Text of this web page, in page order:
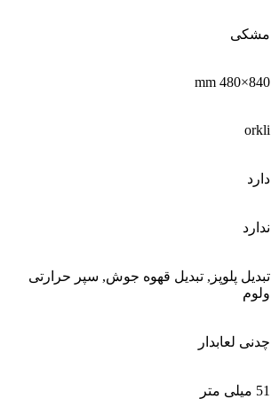
مشکی
840×480 mm
orkli
دارد
ندارد
تبدیل پلوپز, تبدیل قهوه جوش, سپر حرارتی
ولوم
چدنی لعابدار
51 میلی متر